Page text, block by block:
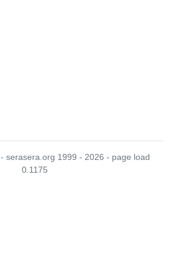
- serasera.org 1999 - 2026 - page load
0.1175